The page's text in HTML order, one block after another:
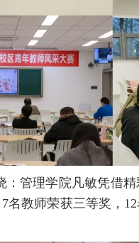
管理学院凡敏凭借
教师荣获三等奖，